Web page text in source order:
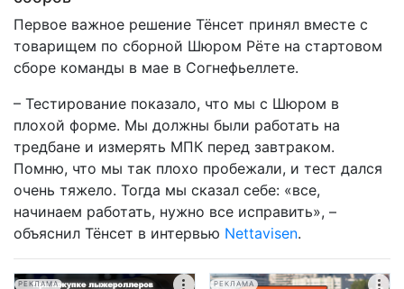
Первое важное решение Тёнсет принял вместе с
товарищем по сборной Шюром Рёте на стартовом
сборе команды в мае в Согнефьеллете.
– Тестирование показало, что мы с Шюром в
плохой форме. Мы должны были работать на
тредбане и измерять МПК перед завтраком.
Помню, что мы так плохо пробежали, и тест дался
очень тяжело. Тогда мы сказал себе: «все,
начинаем работать, нужно все исправить», –
объяснил Тёнсет в интервью Nettavisen.
РЕКЛАМА РЕКЛАМА